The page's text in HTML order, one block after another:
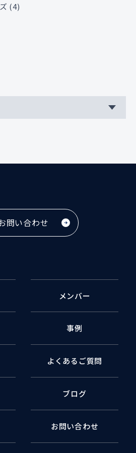
(4)
問い合わせ
メンバー
事例
よくあるご質問
ブログ
お問い合わせ